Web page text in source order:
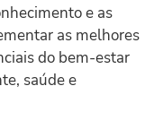
e as
as melhores
do bem-estar
saúde e